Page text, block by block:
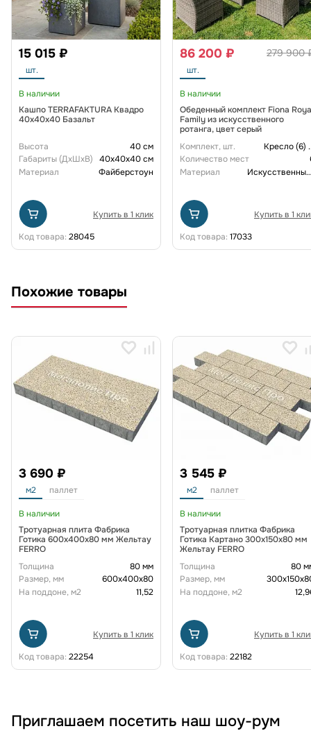
15 015 ₽
шт.
В наличии
Кашпо TERRAFAKTURA Квадро
40x40x40 Базальт
Высота
40 см
Габариты (ДxШxВ)
40x40x40 см
Материал
Файберстоун
Купить в 1 клик
Код товара: 28045
279 900
86 200 ₽
шт.
В наличии
Обеденный комплект Fiona
Family из искусственного
ротанга, цвет серый
Комплект, шт.
Кресло (6)
Количество мест
Материал
Искусственный ротанг
Купить в 1
Код товара: 17033
Похожие товары
3 690 ₽
м2 паллет
В наличии
Тротуарная плита Фабрика
Готика 600х400х80 мм Жельтау
FERRO
Толщина
80 мм
Размер, мм
600х400х80
На поддоне, м2
11,52
Купить в 1 клик
Код товара: 22254
3 545 ₽
м2 паллет
В наличии
Тротуарная плитка Фабрика
Готика Картано 300х150х80 мм
Жельтау FERRO
Толщина
80
Размер, мм
На поддоне, м2
Купить в 1
Код товара: 22182
Приглашаем посетить наш шоу-рум